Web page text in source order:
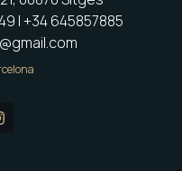
| +34 645857885